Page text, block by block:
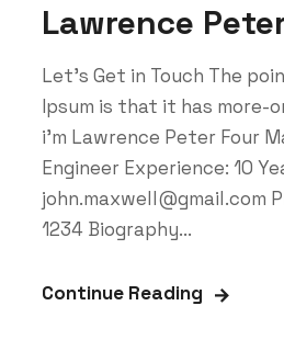
Lawrence
Let’s Get in Touch The
Ipsum is that it has more-
i'm Lawrence Peter Four
Engineer Experience: 10
john.maxwell@gmail.com
1234 Biography...
Continue Reading